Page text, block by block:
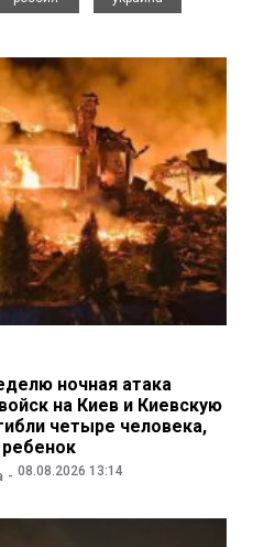
ночная атака
на Киев и Киевскую
четыре человека,
08.08.2026 13:14